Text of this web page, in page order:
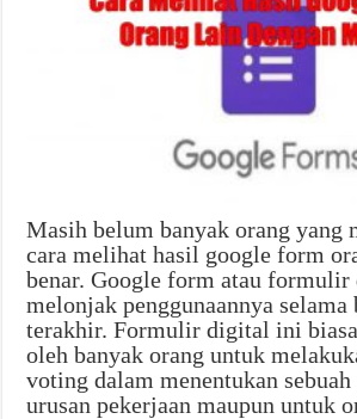
Masih belum banyak orang yang
cara melihat hasil google form
benar. Google form atau formulir
melonjak penggunaannya selama
terakhir. Formulir digital ini
oleh banyak orang untuk
voting dalam menentukan
urusan pekerjaan maupun untuk